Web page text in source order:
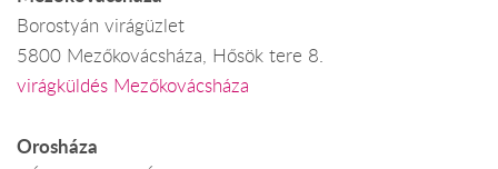
Borostyán virágüzlet
5800 Mezőkovácsháza, Hősök tere 8.
virágküldés Mezőkovácsháza
Orosháza